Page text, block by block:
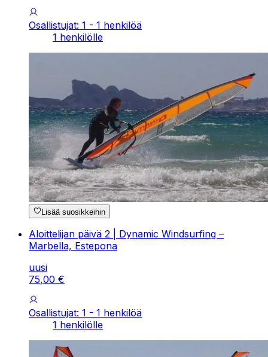
Osallistujat: 1 - 1 henkilöä
1 henkilölle
Lisää suosikkeihin
Aloittelijan päivä 2 | Dynamic Windsurfing –
Marbella, Estepona
uusi
75,00 €
Osallistujat: 1 - 1 henkilöä
1 henkilölle